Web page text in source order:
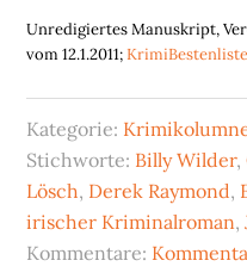
Unredigiertes Manuskript,
vom 12.1.2011;KrimiBestenliste
Kategorie:
Stichworte: Billy Wilder,
Lösch, Derek Raymond,
irischer Kriminalroman,
Kommentare: